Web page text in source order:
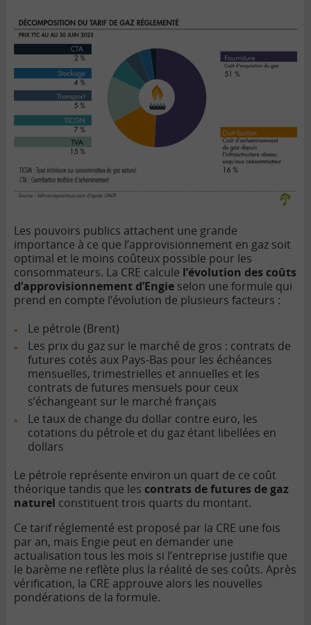
Les pouvoirs publics attachent une grande
importance à ce que l’approvisionnement en gaz soit
optimal et le moins coûteux possible pour les
consommateurs. La CRE calcule l’évolution des coûts
d’approvisionnement d’Engie selon une formule qui
prend en compte l’évolution de plusieurs facteurs :
Le pétrole (Brent)
Les prix du gaz sur le marché de gros : contrats de
futures cotés aux Pays-Bas pour les échéances
mensuelles, trimestrielles et annuelles et les
contrats de futures mensuels pour ceux
s’échangeant sur le marché français
Le taux de change du dollar contre euro, les
cotations du pétrole et du gaz étant libellées en
dollars
Le pétrole représente environ un quart de ce coût
théorique tandis que les contrats de futures de gaz
naturel constituent trois quarts du montant.
Ce tarif réglementé est proposé par la CRE une fois
par an, mais Engie peut en demander une
actualisation tous les mois si l’entreprise justifie que
le barème ne reflète plus la réalité de ses coûts. Après
vérification, la CRE approuve alors les nouvelles
pondérations de la formule.